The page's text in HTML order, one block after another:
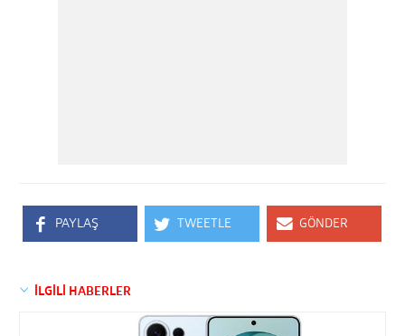
PAYLAŞ TWEETLE GÖNDER
İLGİLİ HABERLER